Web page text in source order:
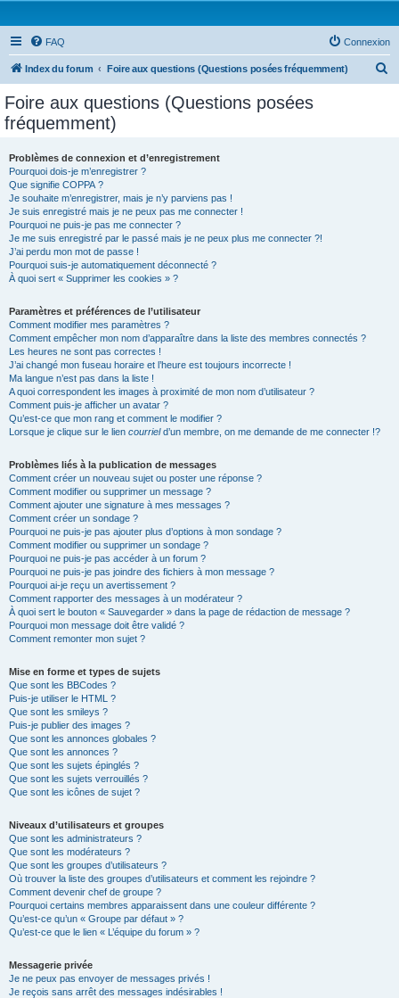
FAQ Connexion
Index du forum Foire aux questions (Questions posées fréquemment)
Foire aux questions (Questions posées
fréquemment)
Problèmes de connexion et d’enregistrement
Pourquoi dois-je m’enregistrer ?
Que signifie COPPA ?
Je souhaite m’enregistrer, mais je n’y parviens pas !
Je suis enregistré mais je ne peux pas me connecter !
Pourquoi ne puis-je pas me connecter ?
Je me suis enregistré par le passé mais je ne peux plus me connecter ?!
J’ai perdu mon mot de passe !
Pourquoi suis-je automatiquement déconnecté ?
À quoi sert « Supprimer les cookies » ?
Paramètres et préférences de l’utilisateur
Comment modifier mes paramètres ?
Comment empêcher mon nom d’apparaître dans la liste des membres connectés ?
Les heures ne sont pas correctes !
J’ai changé mon fuseau horaire et l’heure est toujours incorrecte !
Ma langue n’est pas dans la liste !
A quoi correspondent les images à proximité de mon nom d’utilisateur ?
Comment puis-je afficher un avatar ?
Qu’est-ce que mon rang et comment le modifier ?
Lorsque je clique sur le lien courrield’un membre, on me demande de me connecter !?
Problèmes liés à la publication de messages
Comment créer un nouveau sujet ou poster une réponse ?
Comment modifier ou supprimer un message ?
Comment ajouter une signature à mes messages ?
Comment créer un sondage ?
Pourquoi ne puis-je pas ajouter plus d’options à mon sondage ?
Comment modifier ou supprimer un sondage ?
Pourquoi ne puis-je pas accéder à un forum ?
Pourquoi ne puis-je pas joindre des fichiers à mon message ?
Pourquoi ai-je reçu un avertissement ?
Comment rapporter des messages à un modérateur ?
À quoi sert le bouton « Sauvegarder » dans la page de rédaction de message ?
Pourquoi mon message doit être validé ?
Comment remonter mon sujet ?
Mise en forme et types de sujets
Que sont les BBCodes ?
Puis-je utiliser le HTML ?
Que sont les smileys ?
Puis-je publier des images ?
Que sont les annonces globales ?
Que sont les annonces ?
Que sont les sujets épinglés ?
Que sont les sujets verrouillés ?
Que sont les icônes de sujet ?
Niveaux d’utilisateurs et groupes
Que sont les administrateurs ?
Que sont les modérateurs ?
Que sont les groupes d’utilisateurs ?
Où trouver la liste des groupes d’utilisateurs et comment les rejoindre ?
Comment devenir chef de groupe ?
Pourquoi certains membres apparaissent dans une couleur différente ?
Qu’est-ce qu’un « Groupe par défaut » ?
Qu’est-ce que le lien « L’équipe du forum » ?
Messagerie privée
Je ne peux pas envoyer de messages privés !
Je reçois sans arrêt des messages indésirables !